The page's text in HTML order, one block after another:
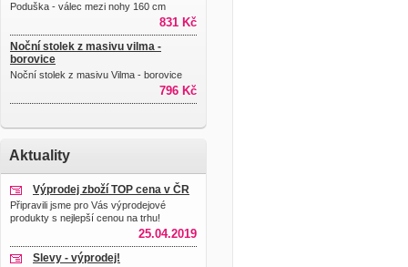
Poduška - válec mezi nohy 160 cm
831 Kč
Noční stolek z masivu vilma -
borovice
Noční stolek z masivu Vilma - borovice
796 Kč
Aktuality
Výprodej zboží TOP cena v ČR
Připravili jsme pro Vás výprodejové
produkty s nejlepší cenou na trhu!
25.04.2019
Slevy - výprodej!